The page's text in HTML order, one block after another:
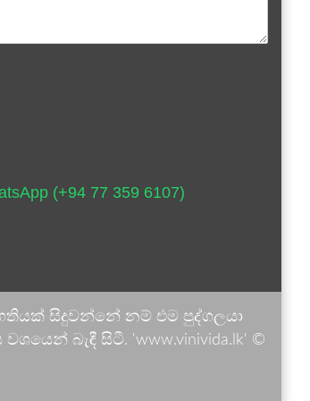
(+94 77 359 6107)
සිදුවන්නේ නම් එම පුද්ගලයා
බැඳී සිටී. 'www.vinivida.lk' ©